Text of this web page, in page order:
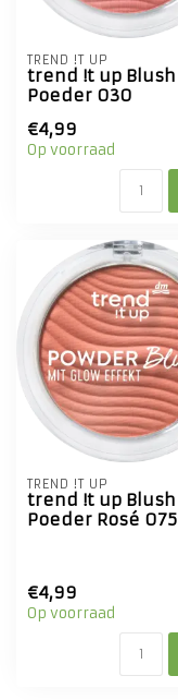
TREND !T UP
trend !t up Blush
Poeder 030
€4,99
Op voorraad
TREND !T UP
trend !t up Blush
Poeder Rosé 075
€4,99
Op voorraad